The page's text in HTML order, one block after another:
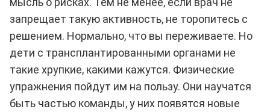
запрещает такую активность, не торопитесь с
решением. Нормально, что вы переживаете. Но
дети с трансплантированными органами не
такие хрупкие, какими кажутся. Физические
упражнения пойдут им на пользу. Они научатся
быть частью команды, у них появятся новые